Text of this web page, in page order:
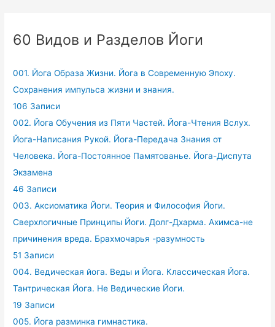
60 Видов и Разделов Йоги
001. Йога Образа Жизни. Йога в Современную Эпоху.
Сохранения импульса жизни и знания.
106 Записи
002. Йога Обучения из Пяти Частей. Йога-Чтения Вслух.
Йога-Написания Рукой. Йога-Передача Знания от
Человека. Йога-Постоянное Памятованье. Йога-Диспута
Экзамена
46 Записи
003. Аксиоматика Йоги. Теория и Философия Йоги.
Сверхлогичные Принципы Йоги. Долг-Дхарма. Ахимса-не
причинения вреда. Брахмочарья -разумность
51 Записи
004. Ведическая йога. Веды и Йога. Классическая Йога.
Тантрическая Йога. Не Ведические Йоги.
19 Записи
005. Йога разминка гимнастика.